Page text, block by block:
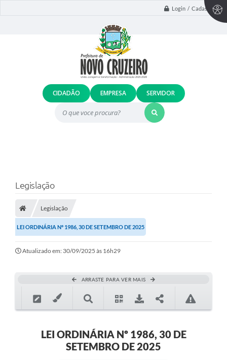
Login / Cadastro
O que voce procura?
CIDADÃO EMPRESA SERVIDOR
Legislação
Legislação
LEI ORDINÁRIA Nº 1986, 30 DE SETEMBRO DE 2025
Atualizado em: 30/09/2025 às 16h29
ARRASTE PARA VER MAIS
LEI ORDINÁRIA Nº 1986, 30 DE
SETEMBRO DE 2025